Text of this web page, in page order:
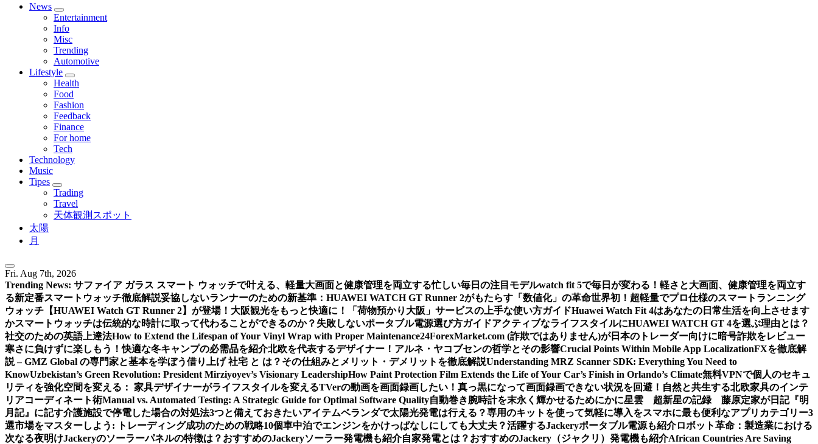
News
Entertainment
Info
Misc
Trending
Automotive
Lifestyle
Health
Food
Fashion
Feedback
Finance
For home
Tech
Technology
Music
Tipes
Trading
Travel
天体観測スポット
太陽
月
Fri. Aug 7th, 2026
Trending News: サファイア ガラス スマート ウォッチで叶える、軽量大画面と健康管理を両立する忙しい毎日の注目モデルwatch fit 5で毎日が変わる！軽さと大画面、健康管理を両立す
る新定番スマートウォッチ徹底解説妥協しないランナーのための新基準：HUAWEI WATCH GT Runner 2がもたらす「数値化」の革命世界初！超軽量でプロ仕様のスマートランニング
ウォッチ【HUAWEI Watch GT Runner 2】が登場！ 大阪観光をもっと快適に！「荷物預かり大阪」サービスの上手な使い方ガイドHuawei Watch Fit 4はあなたの日常生活を向上させます
かスマートウォッチは伝統的な時計に取って代わることができるのか？ 失敗しないポータブル電源選び方ガイドアクティブなライフスタイルにHUAWEI WATCH GT 4を選ぶ理由とは？
社交のための英語上達法How to Extend the Lifespan of Your Vinyl Wrap with Proper Maintenance24ForexMarket.com (詐欺ではありません)が日本のトレーダー向けに暗号詐欺をレビュー
寒さに負けずに楽しもう！快適な冬キャンプの必需品を紹介北欧を代表するデザイナー！アルネ・ヤコブセンの哲学とその影響Crucial Points Within Mobile App LocalizationFXを徹底解
説 – GMZ Global の専門家と基本を学ぼう借り上げ 社宅 と は？その仕組みとメリット・デメリットを徹底解説Understanding MRZ Scanner SDK: Everything You Need to
KnowUzbekistan’s Green Revolution: President Mirziyoyev’s Visionary LeadershipHow Paint Protection Film Extends the Life of Your Car’s Finish in Orlando’s Climate無料VPNで個人のセキュ
リティを強化空間を変える： 家具デザイナーがライフスタイルを変えるTVerの動画を画面録画したい！真っ黒になって画面録画できない状況を回避！ 自然と共生する北欧家具のインテ
リアコーディネート術Manual vs. Automated Testing: A Strategic Guide for Optimal Software Quality自動巻き腕時計を末永く輝かせるためにかに星雲 超新星の記録 藤原定家が日記『明
月記』に記す介護施設で停電した場合の対処法3つと備えておきたいアイテムベランダで太陽光発電は行える？専用のキットを使って気軽に導入をスマホに最も便利なアプリカテゴリー3
選市場をマスターしよう: トレーディング成功のための戦略10個車中泊でエンジンをかけっぱなしにしても大丈夫？活躍するJackeryポータブル電源も紹介ロボット革命：製造業における
次なる夜明けJackeryのソーラーパネルの特徴は？おすすめのJackeryソーラー発電機も紹介自家発電とは？おすすめのJackery（ジャクリ）発電機も紹介African Countries Are Saving